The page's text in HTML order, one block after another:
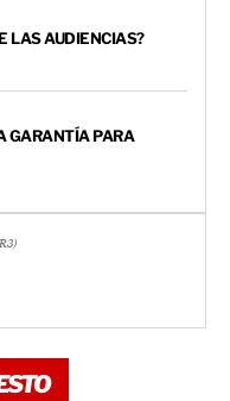
LAS AUDIENCIAS?
GARANTÍA PARA